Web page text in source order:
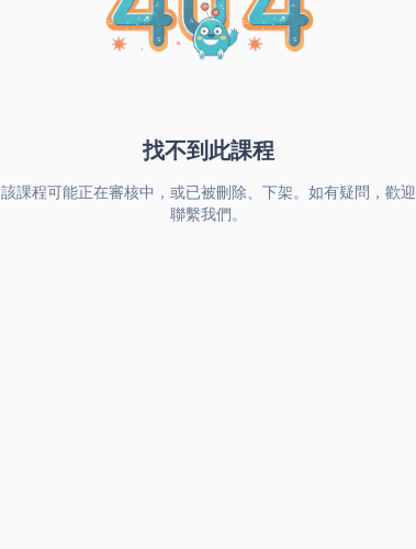
找不到此課程
該課程可能正在審核中，或已被刪除、下架。如有疑問，歡迎
聯繫我們。